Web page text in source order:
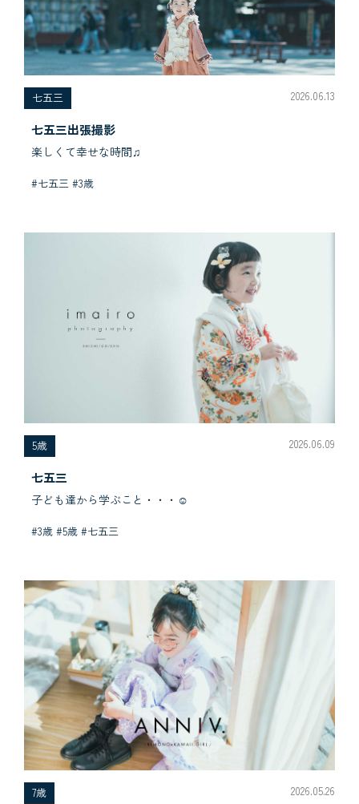
七五三 2026.06.13
七五三出張撮影
楽しくて幸せな時間♫
#七五三 #3歳
5歳 2026.06.09
七五三
子ども達から学ぶこと・・・☺︎
#3歳 #5歳 #七五三
7歳 2026.05.26